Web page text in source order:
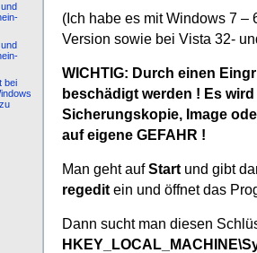
bei
(Ich habe es mit Windows 7 –
Version sowie bei Vista 32-
WICHTIG: Durch einen
beschädigt werden ! Es
Sicherungskopie, Image
auf eigene GEFAHR !
Man geht aufStart und gibt
regedit ein und öffnet das
Dann sucht man diesen